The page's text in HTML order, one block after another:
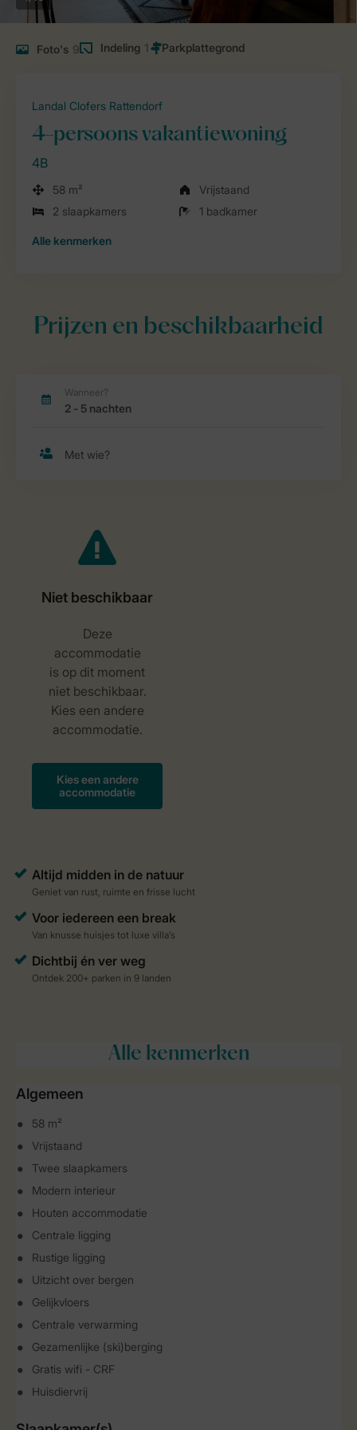
Foto's 9 Indeling 1
Landal Clofers Rattendorf
4-persoons vakantiewoning
4B
58 m²
Vrijstaand
2 slaapkamers
1 badkamer
Alle kenmerken
Prijzen en beschikbaarheid
Alle kenmerken
Algemeen
58 m²
Vrijstaand
Twee slaapkamers
Modern interieur
Houten accommodatie
Centrale ligging
Rustige ligging
Uitzicht over bergen
Gelijkvloers
Centrale verwarming
Gezamenlijke (ski)berging
Gratis wifi - CRF
Huisdiervrij